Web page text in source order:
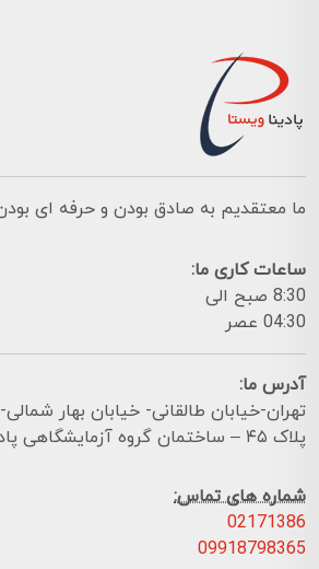
ما معتقدیم به صادق بودن و حرفه ای
ساعات کاری ما:
8:30 صبح الی
04:30 عصر
آدرس ما:
تهران-خیابان طالقانی- خیابان بهار
پلاک ۴۵ – ساختمان گروه آزمایشگاهی پادینا ویستا
شماره های تماس:
02171386
09918798365